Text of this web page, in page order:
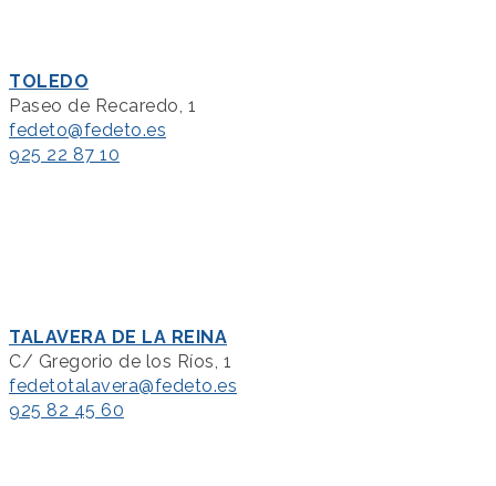
TOLEDO
Paseo de Recaredo, 1
fedeto@fedeto.es
925 22 87 10
TALAVERA DE LA REINA
C/ Gregorio de los Ríos, 1
fedetotalavera@fedeto.es
925 82 45 60